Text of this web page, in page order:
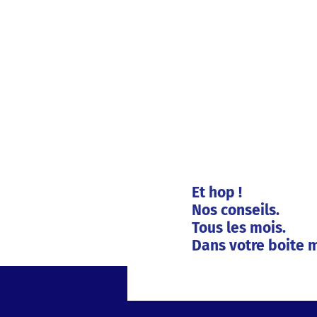
Et hop !
Nos conseils.
Tous les mois.
Dans votre boite